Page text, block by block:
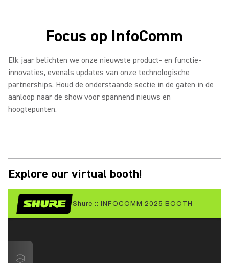
Focus op InfoComm
Elk jaar belichten we onze nieuwste product- en functie-
innovaties, evenals updates van onze technologische
partnerships. Houd de onderstaande sectie in de gaten in de
aanloop naar de show voor spannend nieuws en
hoogtepunten.
Explore our virtual booth!